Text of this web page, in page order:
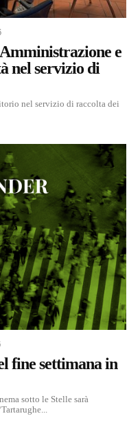
e
nel servizio di
nel servizio di raccolta dei
fine settimana in
sotto le Stelle sarà